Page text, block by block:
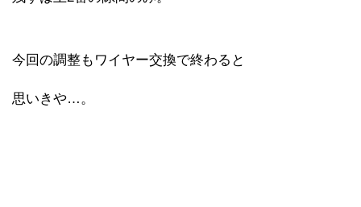
今回の調整もワイヤー交換で終わると
思いきや…。